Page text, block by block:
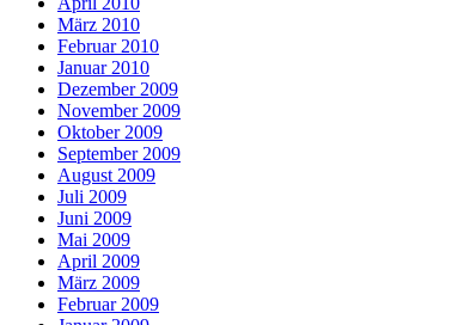
März 2010
Februar 2010
Januar 2010
Dezember 2009
November 2009
Oktober 2009
September 2009
August 2009
Juli 2009
Juni 2009
Mai 2009
April 2009
März 2009
Februar 2009